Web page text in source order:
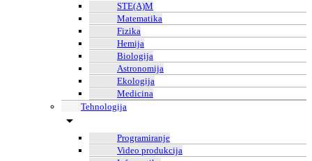
STE(A)M
Matematika
Fizika
Hemija
Biologija
Astronomija
Ekologija
Medicina
Tehnologija
Programiranje
Video produkcija